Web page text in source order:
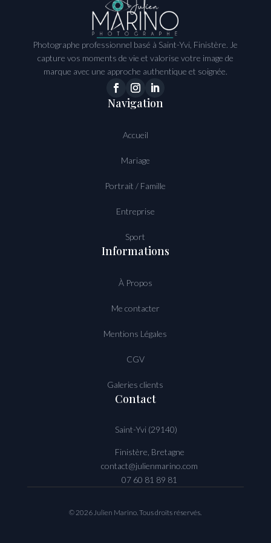
Photographe professionnel basé à Saint-Yvi, Finistère. Je
capture vos moments de vie et valorise votre image de
marque avec une approche authentique et soignée.
Navigation
Accueil
Mariage
Portrait / Famille
Entreprise
Sport
Informations
À Propos
Me contacter
Mentions Légales
CGV
Galeries clients
Contact
Saint-Yvi (29140)
Finistère, Bretagne
contact@julienmarino.com
07 60 81 89 81
© 2026 Julien Marino. Tous droits réservés.